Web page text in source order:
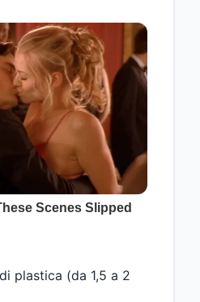
plastica (da 1,5 a 2